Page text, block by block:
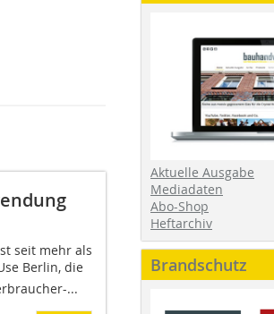
seit mehr als
Berlin, die
...
Aktuelle Ausgabe
Mediadaten
Abo-Shop
Heftarchiv
Brandschutz